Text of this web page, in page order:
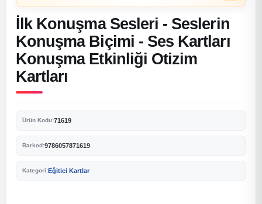
İlk Konuşma Sesleri - Seslerin
Konuşma Biçimi - Ses Kartları
Konuşma Etkinliği Otizim
Kartları
Ürün Kodu:71619
Barkod:9786057871619
Kategori:Eğitici Kartlar